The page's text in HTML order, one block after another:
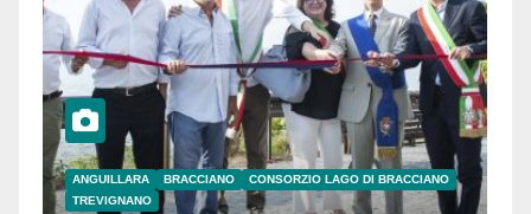
ANGUILLARA BRACCIANO
CONSORZIO LAGO DI BRACCIANO
TREVIGNANO